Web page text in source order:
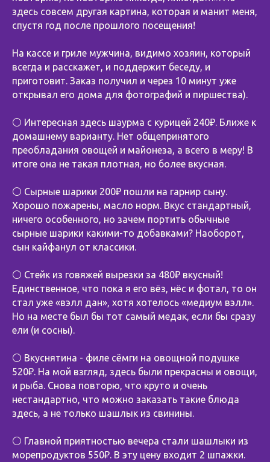
здесь совсем другая картина, которая и манит меня,
спустя год после прошлого посещения!
На кассе и гриле мужчина, видимо хозяин, который
всегда и расскажет, и поддержит беседу, и
приготовит. Заказ получил и через 10 минут уже
открывал его дома для фотографий и пиршества).
⚪️ Интересная здесь шаурма с курицей 240₽. Ближе к
домашнему варианту. Нет общепринятого
преобладания овощей и майонеза, а всего в меру! В
итоге она не такая плотная, но более вкусная.
⚪️ Сырные шарики 200₽ пошли на гарнир сыну.
Хорошо пожарены, масло норм. Вкус стандартный,
ничего особенного, но зачем портить обычные
сырные шарики какими-то добавками? Наоборот,
сын кайфанул от классики.
⚪️ Стейк из говяжей вырезки за 480₽ вкусный!
Единственное, что пока я его вёз, нёс и фотал, то он
стал уже «вэлл дан», хотя хотелось «медиум вэлл».
Но на месте был бы тот самый медак, если бы сразу
ели (и сосны).
⚪️ Вкуснятина - филе сёмги на овощной подушке
520₽. На мой взгляд, здесь были прекрасны и овощи,
и рыба. Снова повторю, что круто и очень
нестандартно, что можно заказать такие блюда
здесь, а не только шашлык из свинины.
⚪️ Главной приятностью вечера стали шашлыки из
морепродуктов 550₽. В эту цену входит 2 шпажки.